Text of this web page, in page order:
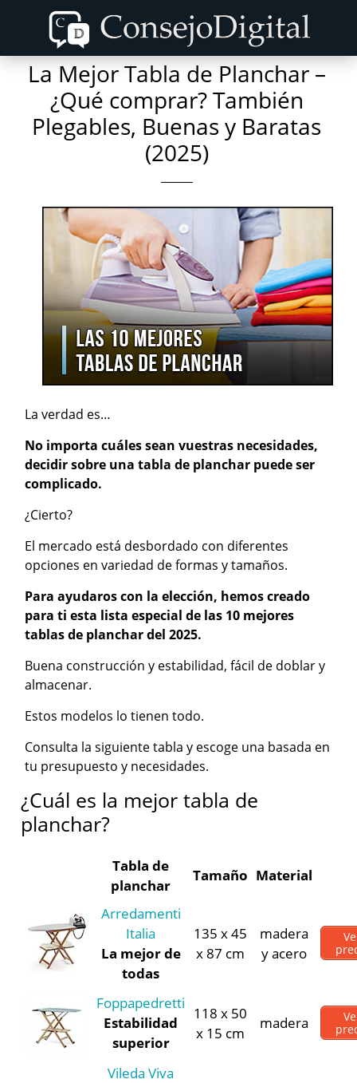
content
primary
sidebar
La Mejor Tabla de Planchar –
¿Qué comprar? También
Plegables, Buenas y Baratas
(2025)
La verdad es…
No importa cuáles sean vuestras necesidades,
decidir sobre una tabla de planchar puede ser
complicado.
¿Cierto?
El mercado está desbordado con diferentes
opciones en variedad de formas y tamaños.
Para ayudaros con la elección, hemos creado
para ti esta lista especial de las 10 mejores
tablas de planchar del 2025.
Buena construcción y estabilidad, fácil de doblar y
almacenar.
Estos modelos lo tienen todo.
Consulta la siguiente tabla y escoge una basada en
tu presupuesto y necesidades.
¿Cuál es la mejor tabla de
planchar?
Tabla de
planchar
Tamaño Material
Arredamenti
Italia
La mejor de
todas
135 x 45
x 87 cm
madera
y acero
Foppapedretti
Estabilidad
superior
118 x 50
x 15 cm
madera
Vileda Viva